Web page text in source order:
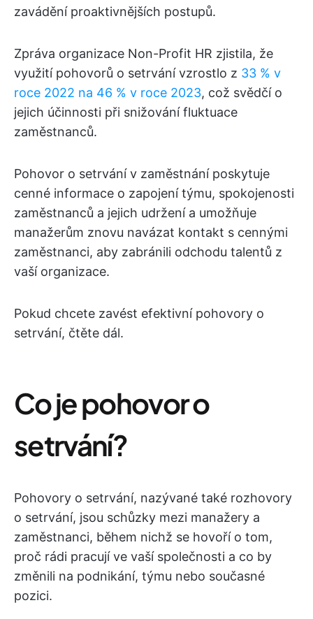
zavádění proaktivnějších postupů.
Zpráva organizace Non-Profit HR zjistila, že
využití pohovorů o setrvání vzrostlo z 33 % v
roce 2022 na 46 % v roce 2023, což svědčí o
jejich účinnosti při snižování fluktuace
zaměstnanců.
Pohovor o setrvání v zaměstnání poskytuje
cenné informace o zapojení týmu, spokojenosti
zaměstnanců a jejich udržení a umožňuje
manažerům znovu navázat kontakt s cennými
zaměstnanci, aby zabránili odchodu talentů z
vaší organizace.
Pokud chcete zavést efektivní pohovory o
setrvání, čtěte dál.
Co je pohovor o
setrvání?
Pohovory o setrvání, nazývané také rozhovory
o setrvání, jsou schůzky mezi manažery a
zaměstnanci, během nichž se hovoří o tom,
proč rádi pracují ve vaší společnosti a co by
změnili na podnikání, týmu nebo současné
pozici.